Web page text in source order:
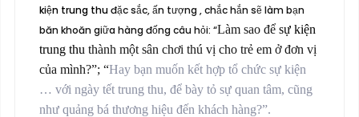
kiện trung thuđặc sắc, ấn tượng , chắc hắn sẽ làm bạn
băn khoăn giữa hàng đống câu hỏi: “Làm sao để sự kiện
trung thu thành một sân chơi thú vị cho trẻ em ở đơn vị
của mình?”; “Hay bạn muốn kết hợptổ chức sự kiện
… với ngày tết trung thu, để bày tỏ sự quan tâm, cũng
như quảng bá thương hiệu đến khách hàng?”.